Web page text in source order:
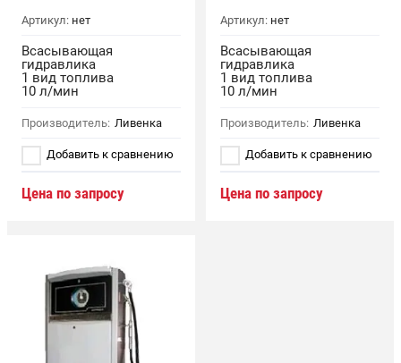
Артикул: нет
Всасывающая
гидравлика
1 вид топлива
10 л/мин
Производитель: Ливенка
Добавить к сравнению
Цена по запросу
Артикул:нет
Всасывающая
гидравлика
1 вид топлива
10 л/мин
Производитель: Ливенка
Добавить к сравнению
Цена по запросу